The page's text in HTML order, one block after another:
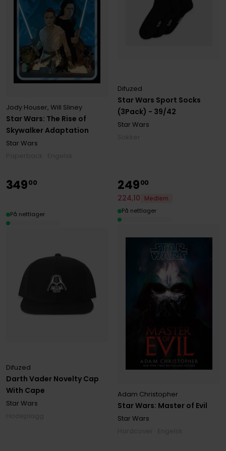
Star Wars: The Rise of
Skywalker Adaptation
Jody Houser, Will Sliney
Star Wars
Star Wars Sport Socks
(3Pack) - 39/42
Difuzed
Star Wars
Darth Vader Novelty Cap
With Cape
Difuzed
Star Wars
34900
På nettlager
Star Wars: Master of Evil
Adam Christopher
Star Wars
24900
224,10
Medlem
På nettlager